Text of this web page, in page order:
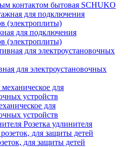
контактом бытовая SCHUKO
для подключения
(электроплиты)
для электроустановочных
для
устройств
Розетка удлинителя
для защиты детей